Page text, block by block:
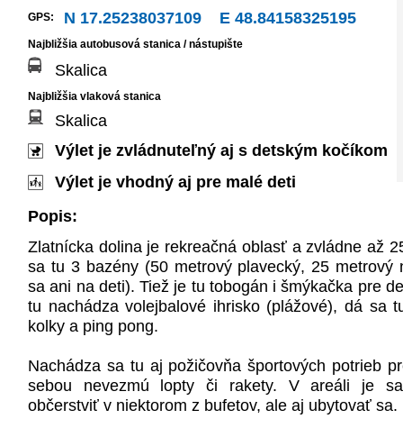
GPS: N 17.25238037109 E 48.84158325195
Najbližšia autobusová stanica / nástupište
Skalica
Najbližšia vlaková stanica
Skalica
Výlet je zvládnuteľný aj s detským kočíkom
Výlet je vhodný aj pre malé deti
Popis:
Zlatnícka dolina je rekreačná oblasť a zvládne až
sa tu 3 bazény (50 metrový plavecký, 25 metrový
sa ani na deti). Tiež je tu tobogán i šmýkačka pre
tu nachádza volejbalové ihrisko (plážové), dá sa
kolky a ping pong.
Nachádza sa tu aj požičovňa športových potrieb
sebou nevezmú lopty či rakety. V areáli je
občerstviť v niektorom z bufetov, ale aj ubytovať sa.